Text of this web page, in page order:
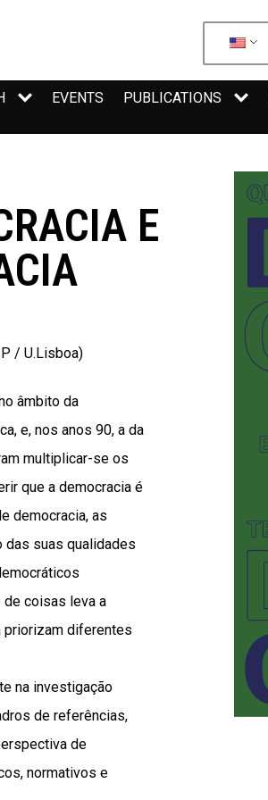
EVENTS PUBLICATIONS
E
/ U.Lisboa)
âmbito da
e, nos anos 90, a da
multiplicar-se os
que a democracia é
democracia, as
das suas qualidades
coisas leva a
priorizam diferentes
na investigação
de referências,
de
normativos e